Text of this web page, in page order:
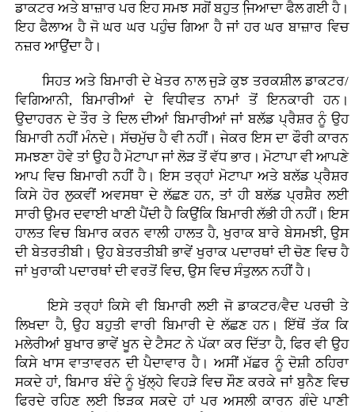
ਡਾਕਟਰ ਅਤੇ ਬਾਜ਼ਾਰ ਪਰ ਇਹ ਸਮਝ ਸਗੋਂ ਬਹੁਤ ਜਿ਼ਆਦਾ ਫੈਲ ਗਈ ਹੈ।
ਇਹ ਫੈਲਾਅ ਹੈ ਜੋ ਘਰ ਘਰ ਪਹੁੰਚ ਗਿਆ ਹੈ ਜਾਂ ਹਰ ਘਰ ਬਾਜ਼ਾਰ ਵਿਚ
ਨਜ਼ਰ ਆਉਂਦਾ ਹੈ।
ਸਿਹਤ ਅਤੇ ਬਿਮਾਰੀ ਦੇ ਖੇਤਰ ਨਾਲ ਜੁੜੇ ਕੁਝ ਤਰਕਸ਼ੀਲ ਡਾਕਟਰ/
ਵਿਗਿਆਨੀ, ਬਿਮਾਰੀਆਂ ਦੇ ਵਿਧੀਵਤ ਨਾਮਾਂ ਤੋਂ ਇਨਕਾਰੀ ਹਨ।
ਉਦਾਹਰਨ ਦੇ ਤੌਰ ਤੇ ਦਿਲ ਦੀਆਂ ਬਿਮਾਰੀਆਂ ਜਾਂ ਬਲੱਡ ਪ੍ਰੈਸ਼ਰ ਨੂੰ ਉਹ
ਬਿਮਾਰੀ ਨਹੀਂ ਮੰਨਦੇ। ਸੱਚਮੁੱਚ ਹੈ ਵੀ ਨਹੀਂ। ਜੇਕਰ ਇਸ ਦਾ ਫੌਰੀ ਕਾਰਨ
ਸਮਝਣਾ ਹੋਵੇ ਤਾਂ ਉਹ ਹੈ ਮੋਟਾਪਾ ਜਾਂ ਲੋੜ ਤੋਂ ਵੱਧ ਭਾਰ। ਮੋਟਾਪਾ ਵੀ ਆਪਣੇ
ਆਪ ਵਿਚ ਬਿਮਾਰੀ ਨਹੀਂ ਹੈ। ਇਸ ਤਰ੍ਹਾਂ ਮੋਟਾਪਾ ਅਤੇ ਬਲੱਡ ਪ੍ਰੈਸ਼ਰ
ਕਿਸੇ ਹੋਰ ਲੁਕਵੀਂ ਅਵਸਥਾ ਦੇ ਲੱਛਣ ਹਨ, ਤਾਂ ਹੀ ਬਲੱਡ ਪ੍ਰਸ਼ੈਰ ਲਈ
ਸਾਰੀ ਉਮਰ ਦਵਾਈ ਖਾਣੀ ਪੈਂਦੀ ਹੈ ਕਿਉਂਕਿ ਬਿਮਾਰੀ ਲੱਭੀ ਹੀ ਨਹੀਂ। ਇਸ
ਹਾਲਤ ਵਿਚ ਬਿਮਾਰ ਕਰਨ ਵਾਲੀ ਹਾਲਤ ਹੈ, ਖੁਰਾਕ ਬਾਰੇ ਬੇਸਮਝੀ, ਉਸ
ਦੀ ਬੇਤਰਤੀਬੀ। ਉਹ ਬੇਤਰਤੀਬੀ ਭਾਵੇਂ ਖੁਰਾਕ ਪਦਾਰਥਾਂ ਦੀ ਚੋਣ ਵਿਚ ਹੈ
ਜਾਂ ਖੁਰਾਕੀ ਪਦਾਰਥਾਂ ਦੀ ਵਰਤੋਂ ਵਿਚ, ਉਸ ਵਿਚ ਸੰਤੁਲਨ ਨਹੀਂ ਹੈ।
ਇਸੇ ਤਰ੍ਹਾਂ ਕਿਸੇ ਵੀ ਬਿਮਾਰੀ ਲਈ ਜੋ ਡਾਕਟਰ/ਵੈਦ ਪਰਚੀ ਤੇ
ਲਿਖਦਾ ਹੈ, ਉਹ ਬਹੁਤੀ ਵਾਰੀ ਬਿਮਾਰੀ ਦੇ ਲੱਛਣ ਹਨ। ਇੱਥੋਂ ਤੱਕ ਕਿ
ਮਲੇਰੀਆਂ ਬੁਖਾਰ ਭਾਵੇਂ ਖੂਨ ਦੇ ਟੈਸਟ ਨੇ ਪੱਕਾ ਕਰ ਦਿੱਤਾ ਹੈ, ਫਿਰ ਵੀ ਉਹ
ਕਿਸੇ ਖਾਸ ਵਾਤਾਵਰਨ ਦੀ ਪੈਦਾਵਾਰ ਹੈ। ਅਸੀਂ ਮੱਛਰ ਨੂੰ ਦੋਸ਼ੀ ਠਹਿਰਾ
ਸਕਦੇ ਹਾਂ, ਬਿਮਾਰ ਬੰਦੇ ਨੂੰ ਖੁੱਲ੍ਹੇ ਵਿਹੜੇ ਵਿਚ ਸੌਣ ਕਰਕੇ ਜਾਂ ਬੁਨੈਣ ਵਿਚ
ਫਿਰਦੇ ਰਹਿਣ ਲਈ ਝਿੜਕ ਸਕਦੇ ਹਾਂ ਪਰ ਅਸਲੀ ਕਾਰਨ ਗੰਦੇ ਪਾਣੀ